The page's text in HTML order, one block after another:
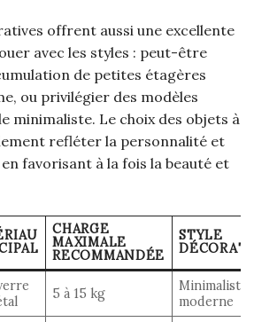
offrent aussi une excellente
avec les styles : peut-être
de petites étagères
ou privilégier des modèles
minimaliste. Le choix des objets à
refléter la personnalité et
en favorisant à la fois la beauté et
CHARGE
MAXIMALE
RECOMMANDÉE
STYLE
5 à 15 kg
Minimaliste,
moderne